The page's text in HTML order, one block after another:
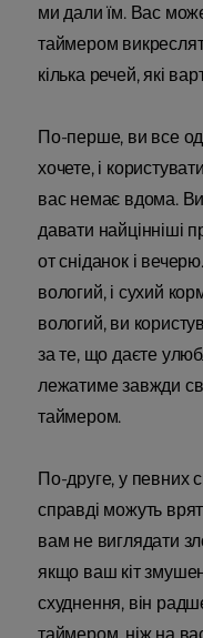
ми дали їм. Вас
таймером
кілька речей, які
По-перше, ви все
хочете, і
вас немає вдома.
давати найцінніші
от сніданок і
вологий, і сухий
вологий, ви
за те, що даєте
лежатиме завжди
таймером.
По-друге, у певних
справді можуть
вам не виглядати
якщо ваш кіт
схуднення, він